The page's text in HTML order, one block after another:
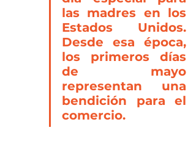
las madres en los
Estados Unidos.
Desde esa época,
los primeros días
de mayo
representan una
bendición para el
comercio.